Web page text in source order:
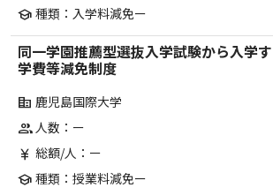
school 種類：入学料減免ー
同一学園推薦型選抜入学試験から入学
学費等減免制度
corporate_fare 鹿児島国際大学
group人数：ー
currency_yen 総額/人：ー
school 種類：授業料減免ー